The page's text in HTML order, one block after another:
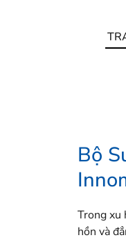
Bộ
Trong xu
hồn và